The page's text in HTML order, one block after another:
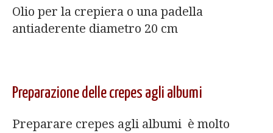
Olio per la crepiera o una padella
antiaderente diametro 20 cm
Preparazione delle crepes agli albumi
Preparare crepes agli albumi è molto